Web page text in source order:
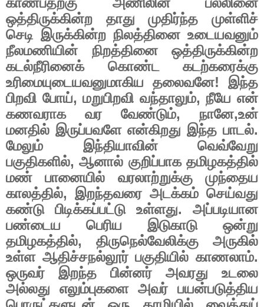
ஒத்திருக்கின்ற
தாது முதிர்ந்த
முள்ளிச்
செடி இருக்கின்ற நிலத்தினை உடையவனும்
நீலமணியின்
நிறத்தினை
ஒத்திருக்கின்ற
கடல்நீரினைக்
கொண்ட
கடற்கரைக்கு
உரிமையுடையவனுமாகிய தலைவனே! இந்த
பிறவி போய்,மறுபிறவி வந்தாலும், நீயே என்
கணவராக
வர வேண்டும், நானே,உன்
மனதில் இருப்பவளே என்கிறது இந்த பாடல்.
மேலும்
இந்தியாவின்
வெவ்வேறு
பகுதிகளில்,ஆனால் குறிப்பாக தமிழகத்தில்
மண்
பானையில் வரலாற்றுக்கு
முந்தைய
காலத்தில், இறந்தவரை அடக்கம் செய்வது
கண்டு
பிடிக்கப்பட்டு உள்ளது. அப்படியான
பண்டைய
பெரிய இடுகாடு
ஒன்று
தமிழகத்தில், திருநெல்வேலிக்கு
அருகில்
உள்ள ஆதிச்சநல்லூர் பகுதியில் காணலாம்.
ஒருவர்
இறந்த பின்னர் அவரது
உடலை
அல்லது
எலும்புகளை அவர் பயன்படுத்திய